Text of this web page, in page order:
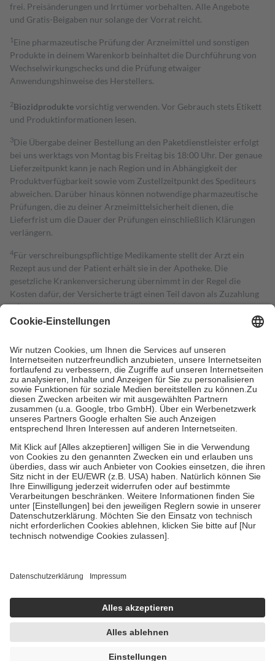
frei. Preisänderungen und Irrtümer vorbehalten. Alle Angebote
und Gratis-Beigaben nur solange der Vorrat reicht.
1 Eine pharmazeutische Prüfung der Arzneimittel und sonstigen
Produkte in deinem Warenkorb beinhaltet die Durchführung von
Wechselwirkungschecks und die Prüfung etwaiger
Anwendungshinweise des Herstellers.
2Biozidproduktevorsichtig verwenden. Vor Gebrauch stets Etikett
und Produktinformationen lesen.
3Die Übergabe deiner Bestellung an den Paketdienstleister erfolgt
bei uns werktags von Montag bis Freitag bis 18:00 Uhr. Der genaue
Lieferzeitpunkt kann je nach Region und in Abhängigkeit der
Produktverfügbarkeit sowie vom Zustellzeitpunkt des Spediteurs
abweichen. Darüber hinaus können notwendige pharmazeutische
Prüfungen, die zu deiner Arzneimittelsicherheit dienen, die
Lieferfrist um die Dauer der Prüfungen einschließlich Klärungen
verlängern.
4Für verschreibungspflichtige Medikamente stellt der Arzt ein
Rezept aus und der Patient erhält sie in der Apotheke. Die
gesetzliche Krankenversicherung übernimmt in der Regel die
Kosten dafür, der Versicherte trägt einen Teil davon als Zuzahlung
mit.
Grundsätzlich leisten Mitglieder Zuzahlungen in Höhe von zehn
höchstens zehn Euro.
Es sind jedoch nie mehr als die tatsächlichen
Kosten der Leistung zu entrichten.
Diese Regeln gelten grundsätzlich auch für Online-Apotheken.
Bei Heilmitteln und häuslicher Krankenpflege beträgt die
Zuzahlung zehn Prozent der Kosten sowie zehn Euro je
Verordnung.
Um das Engagement der Versicherten für ihre eigene Gesundheit zu
stärken und die besondere Stellung der Familie zu unterstützen,
fallenkeine Zuzahlungenan bei:
• Kindern und Jugendlichen bis zum vollendeten 18. Lebensjahr
mit Ausnahme der Fahrkosten
• Untersuchungen zur Vorsorge und Früherkennung, die von der
GKV getragen werden
• empfohlenen Schutzimpfungen
• Harn- und Blutteststreifen
getroffen, um sicherzustellen, dass es sich um echte Bewertungen
https://help.etrusted.com/hc/de/articles/4419944605341
Einige Bilder und Inhalte wurden unter Zuhilfenahme künstlicher